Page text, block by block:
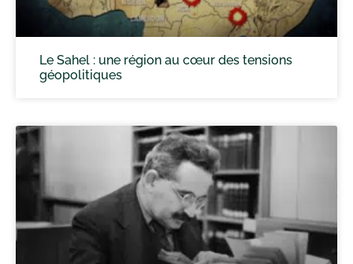
Le Sahel : une région au cœur des tensions
géopolitiques